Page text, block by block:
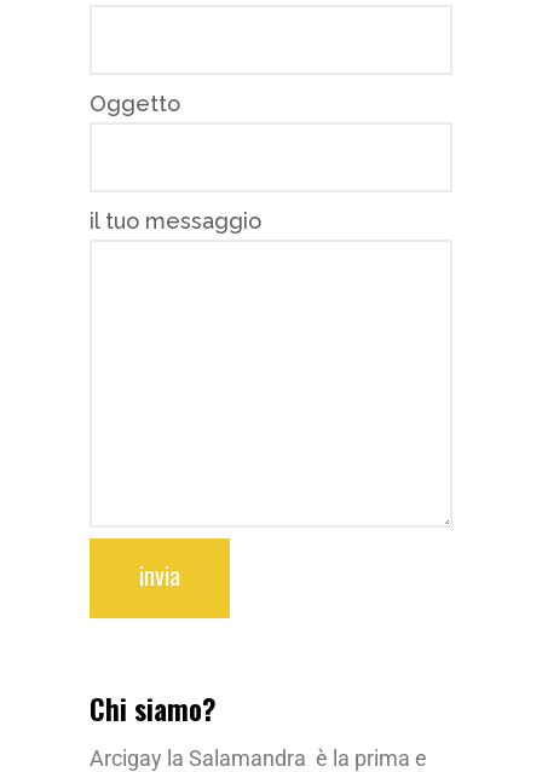
Oggetto
il tuo messaggio
invia
Chi siamo?
Arcigay la Salamandra è la prima e